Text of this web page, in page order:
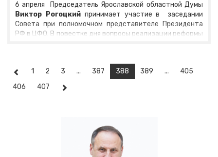
6 апреля Председатель Ярославской областной Думы
Виктор Рогоцкий принимает участие в заседании
Совета при полномочном представителе Президента
РФ в ЦФО. В повестке дня вопросы реализации реформы
территории регионов ЦФО. На заседание под
председательством Олега Говоруна приглашены
руководители законодательных собраний 16 областей
ЦФО. В ходе заседания с докладами выступят
«Ясная Поляна» Владимир Толстой.
1 2 3 ... 387 388 389 ...
405
406
407